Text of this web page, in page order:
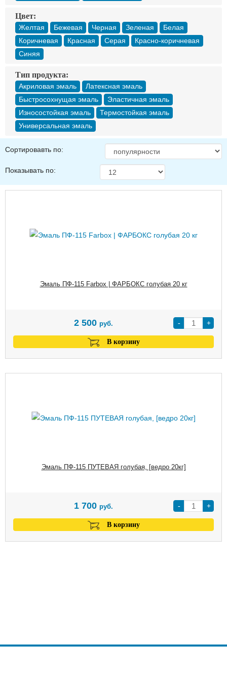
Цвет:
Желтая Бежевая Черная Зеленая
Белая
Коричневая
Красная Серая
Красно-коричневая
Синяя
Тип продукта:
Акриловая эмаль
Латексная эмаль
Быстросохнущая эмаль
Эластичная эмаль
Износостойкая эмаль
Термостойкая эмаль
Универсальная эмаль
Сортировавть по:
Показывать по:
Эмаль ПФ-115 Farbox | ФАРБОКС голубая 20 кг
- +
2 500 руб.
В корзину
Эмаль ПФ-115 ПУТЕВАЯ голубая, [ведро 20кг]
- +
1 700 руб.
В корзину